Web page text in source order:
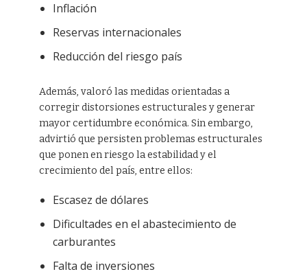
Inflación
Reservas internacionales
Reducción del riesgo país
Además, valoró las medidas orientadas a
corregir distorsiones estructurales y generar
mayor certidumbre económica. Sin embargo,
advirtió que persisten problemas estructurales
que ponen en riesgo la estabilidad y el
crecimiento del país, entre ellos:
Escasez de dólares
Dificultades en el abastecimiento de
carburantes
Falta de inversiones